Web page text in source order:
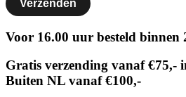
Voor 16.00 uur besteld binnen
Gratis verzending vanaf €75,-
Buiten NL vanaf €100,-